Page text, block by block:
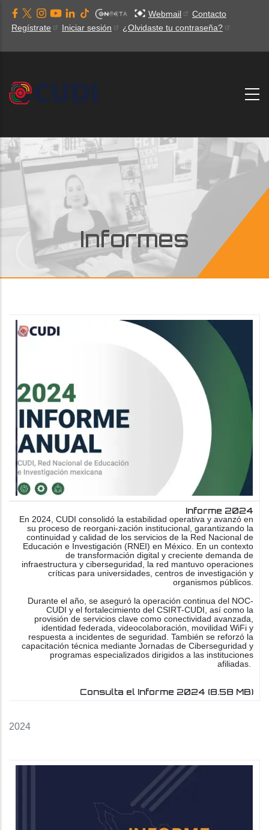
Pasar
Webmail
Contacto
Regístrate
Iniciar sesión ¿Olvidaste tu contraseña?
Informes
2024
Informe 2024
En 2024, CUDI consolidó la estabilidad operativa y avanzó en
su proceso de reorgani-zación institucional, garantizando la
continuidad y calidad de los servicios de la Red Nacional de
Educación e Investigación (RNEI) en México. En un contexto
de transformación digital y creciente demanda de
infraestructura y ciberseguridad, la red mantuvo operaciones
críticas para universidades, centros de investigación y
organismos públicos.
Durante el año, se aseguró la operación continua del NOC-
CUDI y el fortalecimiento del CSIRT-CUDI, así como la
provisión de servicios clave como conectividad avanzada,
identidad federada, videocolaboración, movilidad WiFi y
respuesta a incidentes de seguridad. También se reforzó la
capacitación técnica mediante Jornadas de Ciberseguridad y
programas especializados dirigidos a las instituciones
afiliadas.
Consulta el Informe 2024 (8.58 MB)